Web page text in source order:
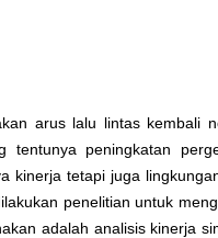
arus lalu lintas kembali
tentunya peningkatan
kinerja tetapi juga
penelitian untuk
adalah analisis kinerja